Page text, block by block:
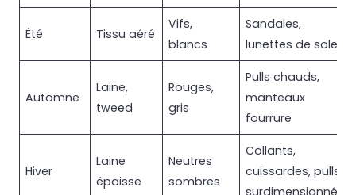
Été Tissu aéré
Vifs,
blancs
Sandales,
lunettes de soleil
Automne
Laine,
tweed
Rouges,
gris
Pulls chauds,
manteaux
fourrure
Hiver
Laine
épaisse
Neutres
sombres
Collants,
cuissardes, pulls
surdimensionnés